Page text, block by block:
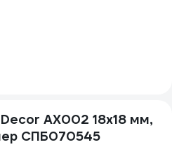
AX002 18x18 мм,
СПБ070545